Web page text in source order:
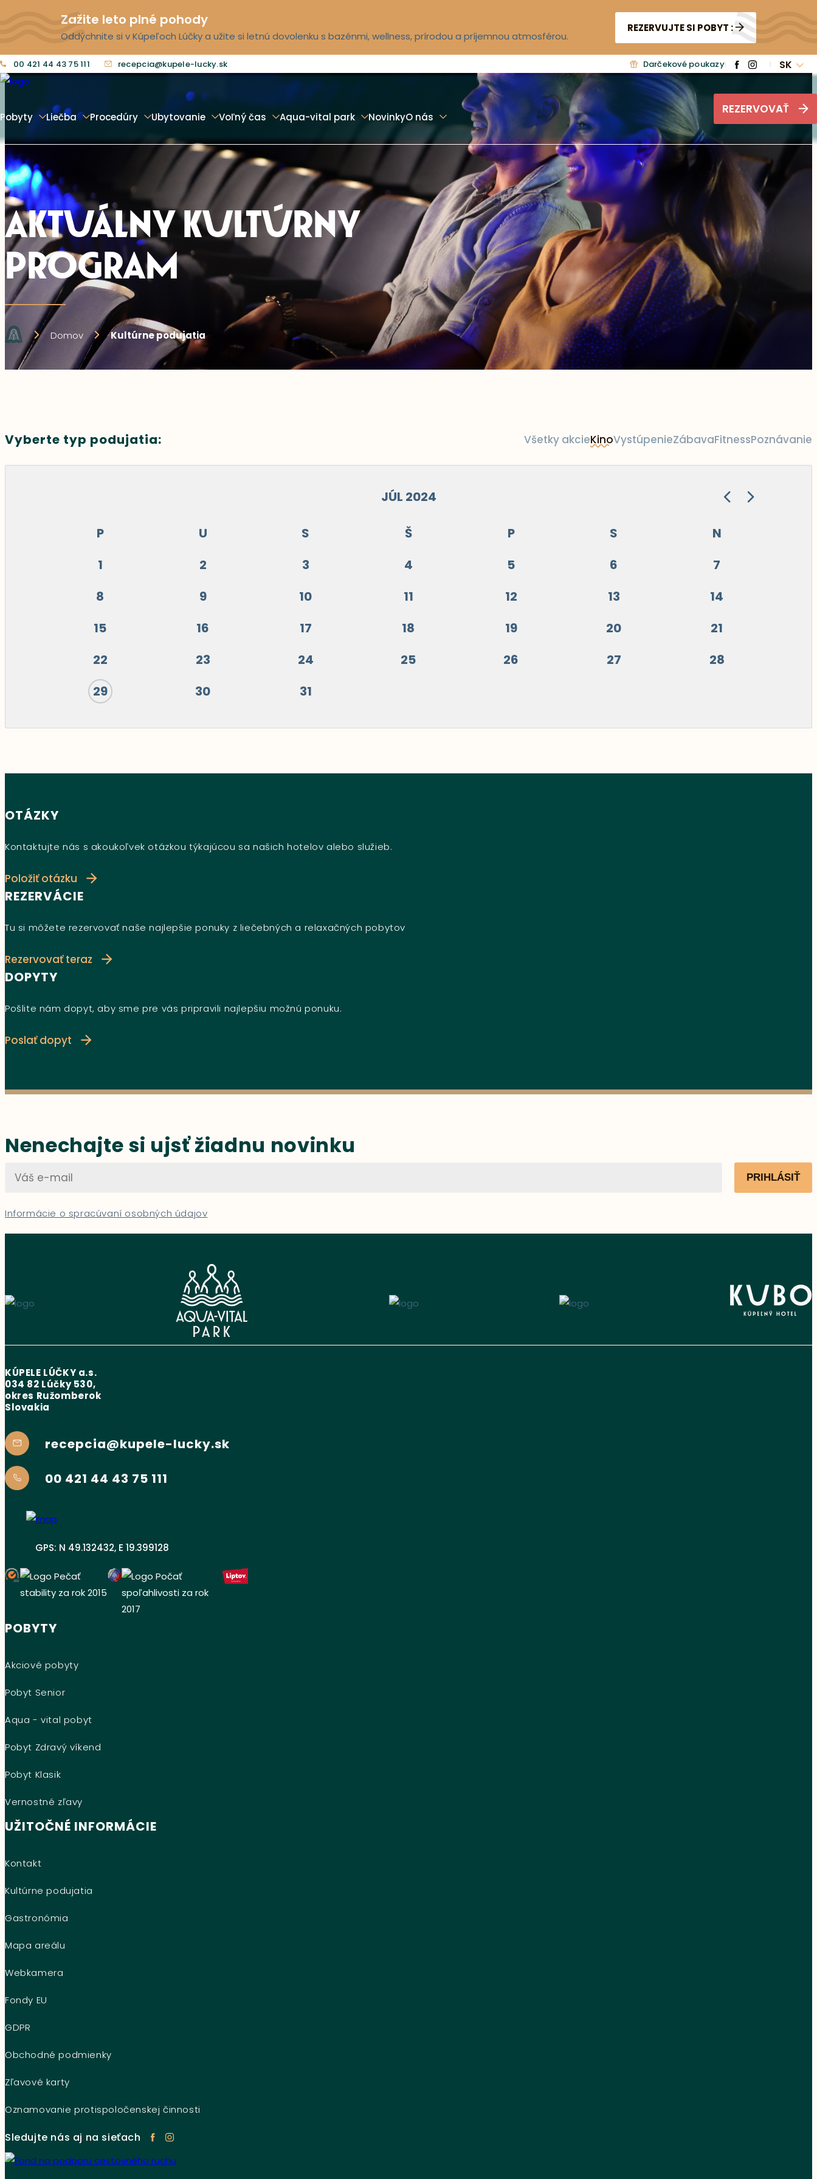
Zažite leto plné pohody
Oddýchnite si v Kúpeľoch Lúčky a užite si letnú dovolenku s bazénmi, wellness, prírodou a príjemnou atmosférou.
REZERVUJTE SI POBYT :
00 421 44 43 75 111 recepcia@kupele-lucky.sk Darčekové poukazy SK
Pobyty Liečba Procedúry Ubytovanie Voľný čas Aqua-vital park NovinkyO nás
REZERVOVAŤ
AKTUÁLNY KULTÚRNY
PROGRAM
Domov Kultúrne podujatia
Vyberte typ podujatia: Všetky akcieKinoVystúpenieZábavaFitnessPoznávanie
JÚL 2024
P U S Š P S
N
1
2 3 4 5 6
7
8
9 10 11 12 13
14
15
16 17 18 19 20
21
22
23 24 25 26 27
28
29
30 31
OTÁZKY
Kontaktujte nás s akoukoľvek otázkou týkajúcou sa našich hotelov alebo služieb.
Položiť otázku
REZERVÁCIE
Tu si môžete rezervovať naše najlepšie ponuky z liečebných a relaxačných pobytov
Rezervovať teraz
DOPYTY
Pošlite nám dopyt, aby sme pre vás pripravili najlepšiu možnú ponuku.
Poslať dopyt
Nenechajte si ujsť žiadnu novinku
PRIHLÁSIŤ
Informácie o spracúvaní osobných údajov
KÚPELE LÚČKY a.s.
034 82 Lúčky 530,
okres Ružomberok
Slovakia
recepcia@kupele-lucky.sk
00 421 44 43 75 111
GPS: N 49.132432, E 19.399128
POBYTY
Akciové pobyty
Pobyt Senior
Aqua - vital pobyt
Pobyt Zdravý víkend
Pobyt Klasik
Vernostné zľavy
UŽITOČNÉ INFORMÁCIE
Kontakt
Kultúrne podujatia
Gastronómia
Mapa areálu
Webkamera
Fondy EU
GDPR
Obchodné podmienky
Zľavové karty
Oznamovanie protispoločenskej činnosti
Sledujte nás aj na sieťach